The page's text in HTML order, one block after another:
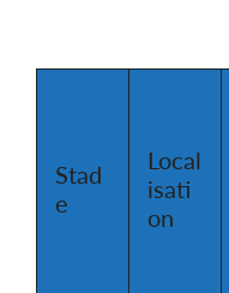
Stad
e
Local
isati
on